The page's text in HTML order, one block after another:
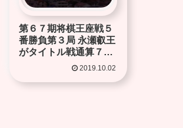
第６７期将棋王座戦５
番勝負第３局 永瀬叡王
がタイトル戦通算７連
勝で２冠王に 2019.10.02